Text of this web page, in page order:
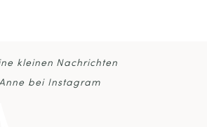
kleinen Nachrichten
bei Instagram